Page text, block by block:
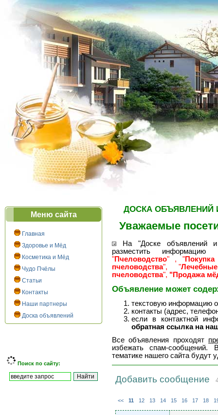
Меню сайта
Главная
Здоровье и Мёд
Косметика и Мёд
Чудо Пчёлы
Статьи
Контакты
Наши партнеры
Доска объявлений
Поиск по сайту:
ДОСКА ОБЪЯВЛЕНИЙ
Уважаемые
На "Доске объявлений
разместить
"Пчеловодство" , "
пчеловодства", "
пчеловодства", "Продажа
Объявление может
текстовую информацию
контакты (адрес,
если в контактной
обратная ссылка на
Все объявления проходят
избежать спам-сообщений.
тематике нашего сайта будут
Добавить сообщение
<< 11 12 13 14 15 16 17 18